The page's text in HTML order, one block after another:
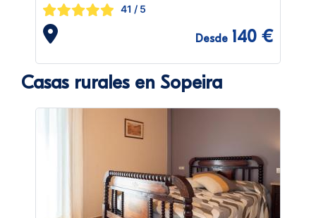
41 / 5
Desde 140 €
Casas rurales en Sopeira